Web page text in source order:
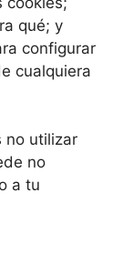
qué; y
configurar
cualquiera
no utilizar
no
a tu